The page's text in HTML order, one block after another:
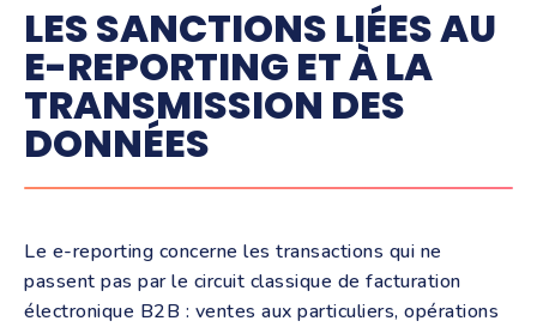
LES SANCTIONS LIÉES AU
E-REPORTING ET À LA
TRANSMISSION DES
DONNÉES
Le e-reporting concerne les transactions qui ne
passent pas par le circuit classique de facturation
électronique B2B : ventes aux particuliers, opérations